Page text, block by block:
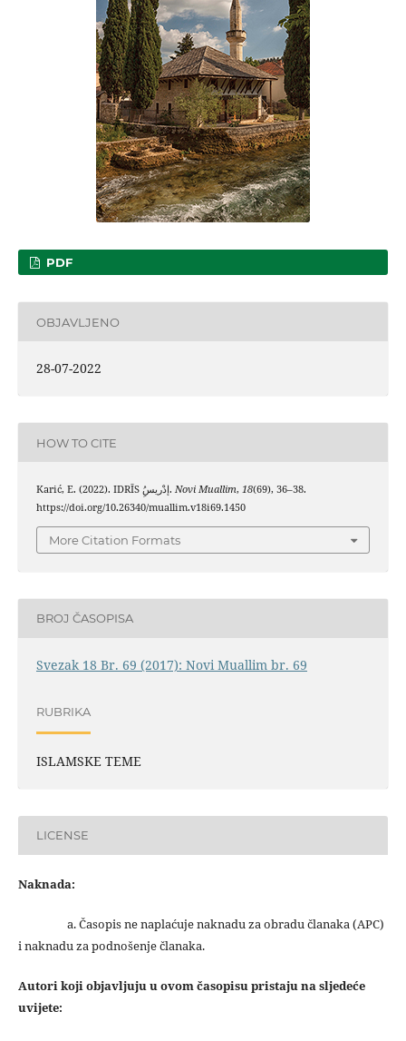
PDF
OBJAVLJENO
28-07-2022
HOW TO CITE
Karić, E. (2022). IDRĪS إدْريسُِ. Novi Muallim, 18(69), 36–38.
https://doi.org/10.26340/muallim.v18i69.1450
More Citation Formats
BROJ ČASOPISA
Svezak 18 Br. 69 (2017): Novi Muallim br. 69
RUBRIKA
ISLAMSKE TEME
LICENSE
Naknada:
a. Časopis ne naplaćuje naknadu za obradu članaka (APC)
i naknadu za podnošenje članaka.
Autori koji objavljuju u ovom časopisu pristaju na sljedeće
uvijete: